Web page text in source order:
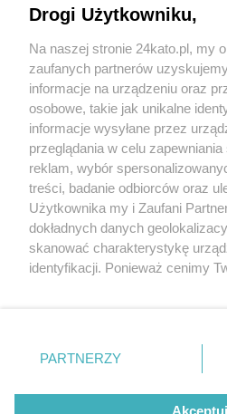
wsiadł... za stery
3 / 3
Pijany pilot
Katowice
Wróć do artykułu:
Katowice. Wychylił parę
wsiadł... za stery samolotu.
Wydawca mediów lokalnych
Nie zapomnij
zapoznać się z:
polityką prywatności
Twojemiasto
Piekary Śląskie
Chorzów
Tarnowskie Góry
Gliwice
Drogi Użytkowniku,
Na naszej stronie 24kato.pl, my
zaufanych partnerów
informacje na urządzeniu oraz
osobowe, takie jak unikalne
informacje wysyłane przez
przeglądania w celu
reklam, wybór
treści, badanie odbiorców oraz
Użytkownika my i Zaufani
dokładnych danych
skanować charakterystykę
identyfikacji. Ponieważ cenimy
prywatności znajdujący się w
. Niektóre rodzaje
zgody użytkownika, ale masz
takiemu przetwarzaniu.
PARTNERZY